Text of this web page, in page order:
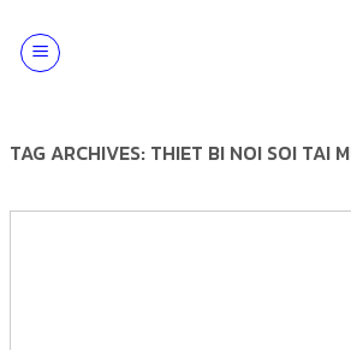
content
TAG ARCHIVES: THIET BI NOI SOI TAI